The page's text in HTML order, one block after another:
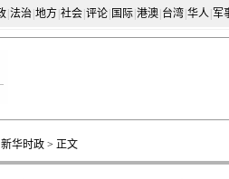
|法治|地方|社会|评论| 国际|港澳|台湾|华人|军
新华时政> 正文